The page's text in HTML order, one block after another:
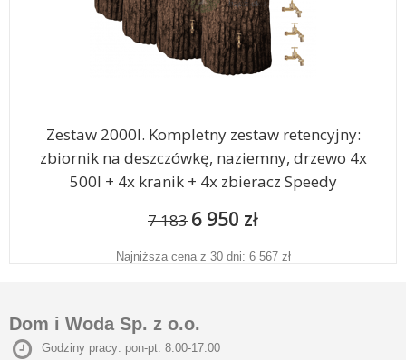
Zestaw 2000l. Kompletny zestaw retencyjny:
zbiornik na deszczówkę, naziemny, drzewo 4x
500l + 4x kranik + 4x zbieracz Speedy
7 183 6 950 zł
Najniższa cena z 30 dni: 6 567 zł
Dom i Woda Sp. z o.o.
Godziny pracy: pon-pt: 8.00-17.00